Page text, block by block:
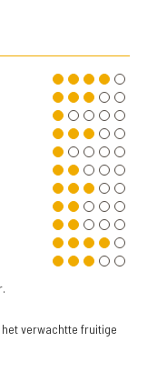
verwachtte fruitige